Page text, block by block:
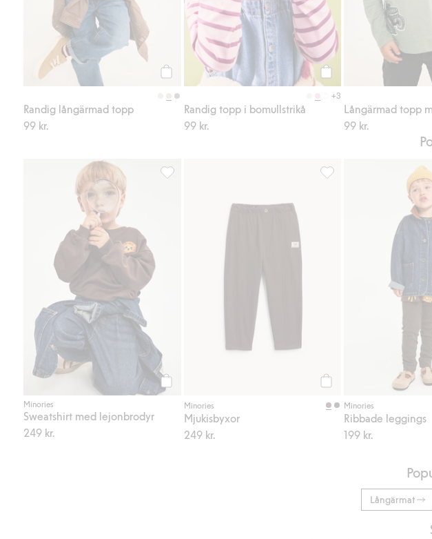
Randig långärmad topp
99 kr.
Köp
+3
Randig topp i bomullstrikå
99 kr.
Långärmad topp
99 kr.
Köp
Minories
Sweatshirt med lejonbrodyr
249 kr.
Minories
Mjukisbyxor
249 kr.
Mjukisbyxor, Lägg till i
Minories
Ribbade leggings
199 kr.
Långärmat